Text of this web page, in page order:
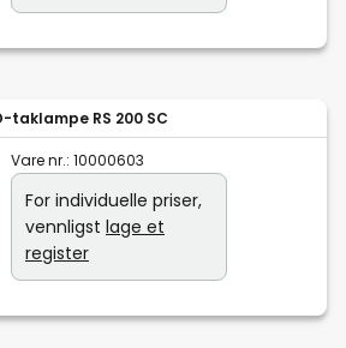
taklampe RS 200 SC
Vare nr.: 10000603
For individuelle priser,
vennligst lage et
register